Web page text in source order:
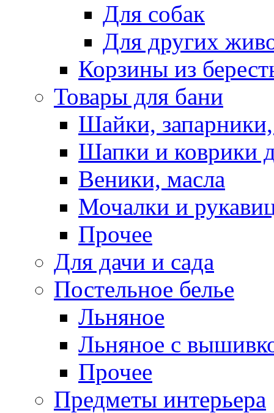
Для собак
Для других
Корзины из
Товары для бани
Шайки,
Шапки и коврики
Веники, масла
Мочалки и
Прочее
Для дачи и сада
Постельное белье
Льняное
Льняное с
Прочее
Предметы интерьера